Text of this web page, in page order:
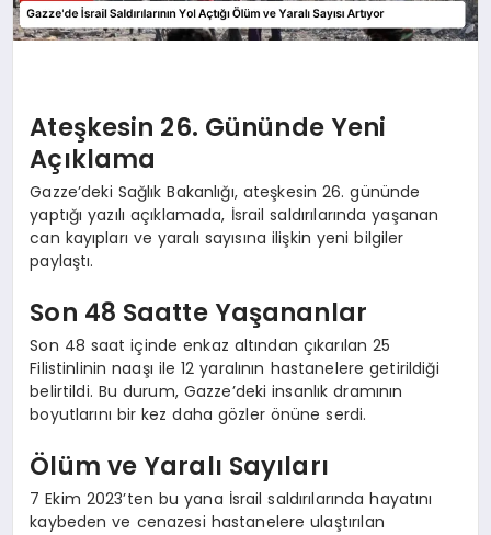
Ateşkesin 26. Gününde Yeni
Açıklama
Gazze’deki Sağlık Bakanlığı, ateşkesin 26. gününde
yaptığı yazılı açıklamada, İsrail saldırılarında yaşanan
can kayıpları ve yaralı sayısına ilişkin yeni bilgiler
paylaştı.
Son 48 Saatte Yaşananlar
Son 48 saat içinde enkaz altından çıkarılan 25
Filistinlinin naaşı ile 12 yaralının hastanelere getirildiği
belirtildi. Bu durum, Gazze’deki insanlık dramının
boyutlarını bir kez daha gözler önüne serdi.
Ölüm ve Yaralı Sayıları
7 Ekim 2023’ten bu yana İsrail saldırılarında hayatını
kaybeden ve cenazesi hastanelere ulaştırılan